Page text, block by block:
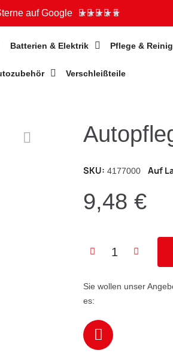
auf Google ★★★★★
Batterien & Elektrik Pflege &
Verschleißteile
SKU 4177000 Auf
9,48 €
Sie wollen unser
es: